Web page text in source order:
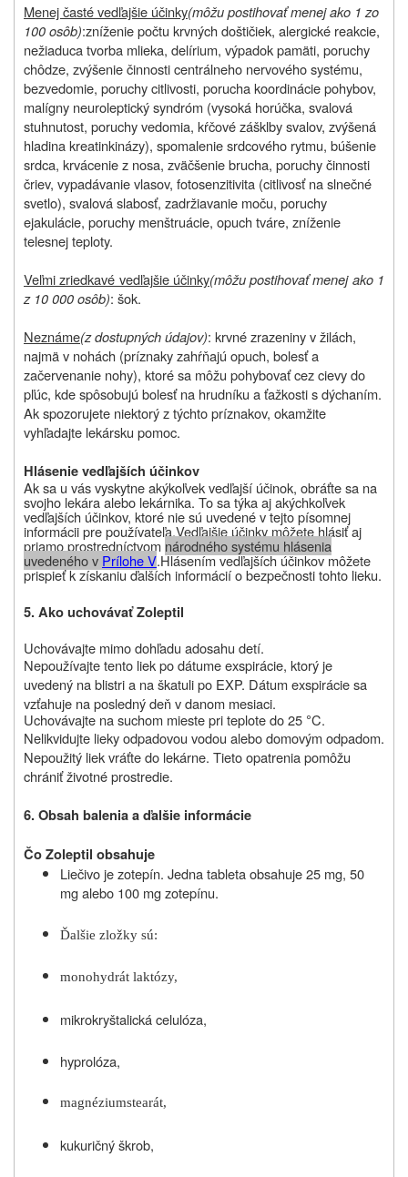
Menej časté vedľajšie účinky(môžu postihovať menej ako 1 zo
100 osôb):zníženiepočtu krvných doštičiek, alergické reakcie,
nežiaduca tvorba mlieka, delírium, výpadok pamäti, poruchy
chôdze, zvýšenie činnosti centrálneho nervového systému,
bezvedomie, poruchy citlivosti, porucha koordinácie pohybov,
malígny neuroleptický syndróm (vysoká horúčka, svalová
stuhnutost, poruchy vedomia, kŕčové zášklby svalov, zvýšená
hladina kreatinkinázy), spomalenie srdcového rytmu, búšenie
srdca, krvácenie z nosa, zväčšenie brucha, poruchy činnosti
čriev, vypadávanie vlasov, fotosenzitivita (citlivosť na slnečné
svetlo), svalová slabosť, zadržiavanie moču, poruchy
ejakulácie, poruchy menštruácie, opuch tváre, zníženie
telesnej teploty.
Veľmi zriedkavé vedľajšie účinky(môžu postihovať menej ako 1
z 10 000 osôb): šok.
Neznáme(z dostupných údajov): krvné zrazeniny v žilách,
najmä v nohách (príznaky zahŕňajú opuch, bolesť a
začervenanie nohy), ktoré sa môžu pohybovať cez cievy do
pľúc, kde spôsobujú bolesť na hrudníku a ťažkosti s dýchaním.
Ak spozorujete niektorý z týchto príznakov, okamžite
vyhľadajte lekársku pomoc.
Hlásenie vedľajších účinkov
Ak sa u vás vyskytne akýkoľvek vedľajší účinok, obráťte sa na
svojho lekára alebo lekárnika. To sa týka aj akýchkoľvek
vedľajších účinkov, ktoré nie sú uvedené v tejto písomnej
informácii pre používateľa.Vedľajšie účinky môžete hlásiť aj
priamo prostredníctvom národného systému hlásenia
uvedeného v Prílohe V.Hlásením vedľajších účinkov môžete
prispieť k získaniu ďalších informácií o bezpečnosti tohto lieku.
5. Ako uchovávať Zoleptil
Uchovávajte mimodohľadu adosahu detí.
Nepoužívajte tento liek po dátume exspirácie, ktorý je
uvedený na blistri a na škatuli po EXP. Dátum exspirácie sa
vzťahuje na posledný deň v danom mesiaci.
Uchovávajte na suchom mieste pri teplote do 25 °C.
Nelikvidujte lieky odpadovou vodou alebo domovým odpadom.
Nepoužitý liek vráťte do lekárne. Tieto opatrenia pomôžu
chrániť životné prostredie.
6. Obsah balenia a ďalšie informácie
Čo Zoleptil obsahuje
Liečivo je zotepín. Jedna tableta obsahuje 25 mg, 50
mg alebo 100 mg zotepínu.
Ďalšie zložky sú:
monohydrát laktózy,
mikrokryštalická celulóza,
hyprolóza,
magnéziumstearát,
kukuričný škrob,